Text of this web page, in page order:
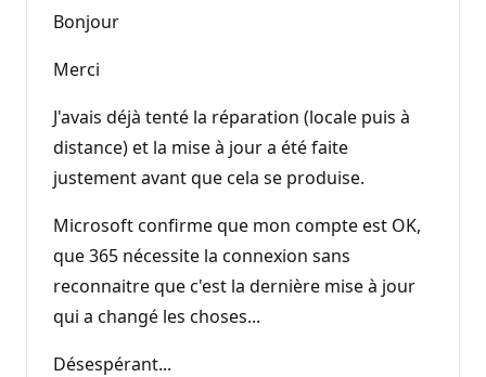
Bonjour
Merci
J'avais déjà tenté la réparation (locale puis à
distance) et la mise à jour a été faite
justement avant que cela se produise.
Microsoft confirme que mon compte est OK,
que 365 nécessite la connexion sans
reconnaitre que c'est la dernière mise à jour
qui a changé les choses...
Désespérant...